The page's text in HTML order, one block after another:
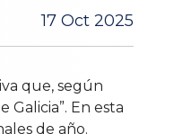
17 Oct 2025
que, según
En esta
de año.